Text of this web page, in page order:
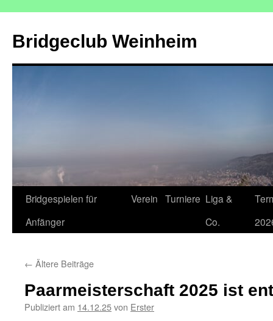
springen
Bridgeclub Weinheim
Bridgespielen für
Anfänger
Verein Turniere Liga &
Co.
← Ältere Beiträge
Paarmeisterschaft 2025 ist
Publiziert am 14.12.25von Erster